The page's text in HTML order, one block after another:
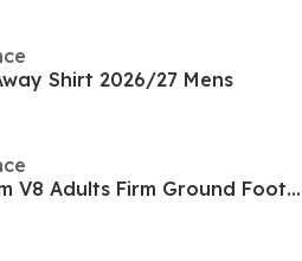
Shirt 2026/27 Mens
Furon Team V8 Adults Firm Ground Football Boots